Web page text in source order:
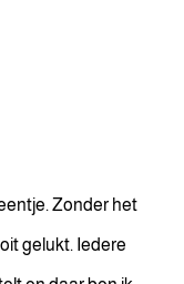
Zonder het
gelukt. Iedere